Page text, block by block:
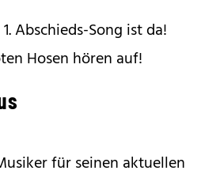
Abschieds-Song ist da!
Hosen hören auf!
für seinen aktuellen